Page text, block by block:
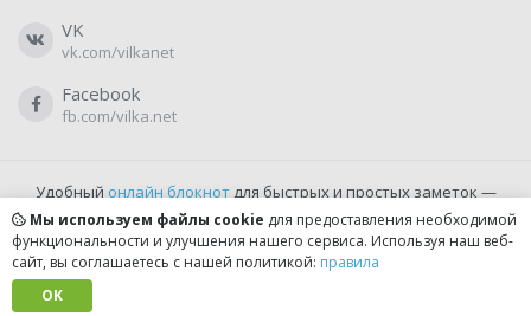
VK
vk.com/vilkanet
Facebook
fb.com/vilka.net
Удобный онлайн блокнотдля быстрых и простых заметок —
бесплатно и доступно прямо из браузера.
Мы используем файлы cookie для предоставления необходимой
функциональности и улучшения нашего сервиса. Используя наш веб-
сайт, вы соглашаетесь с нашей политикой: правила
OK